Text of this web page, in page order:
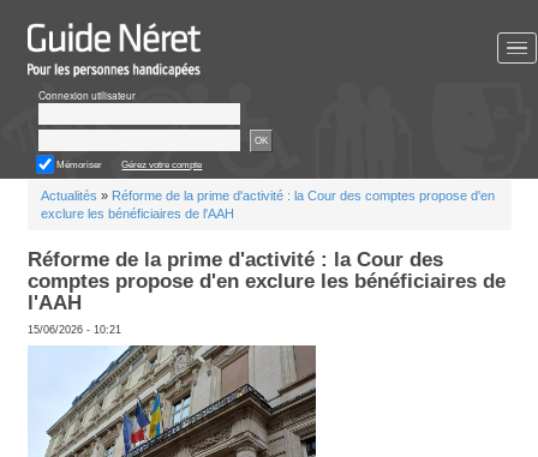
contenu
Connexion utilisateur
Mémoriser Gérez votre compte
Vous
êtes
ici
Actualités »
Réforme de la prime d'activité : la Cour des
exclure les bénéficiaires de l'AAH
Réforme de la prime d'activité : la
comptes propose d'en exclure les
l'AAH
15/06/2026 - 10:21